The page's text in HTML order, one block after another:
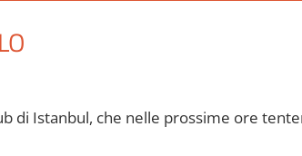
di Istanbul, che nelle prossime ore